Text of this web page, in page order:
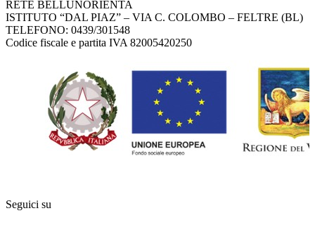
RETE BELLUNORIENTA
ISTITUTO “DAL PIAZ” – VIA C. COLOMBO – FELTRE (BL)
TELEFONO: 0439/301548
Codice fiscale e partita IVA 82005420250
Seguici su